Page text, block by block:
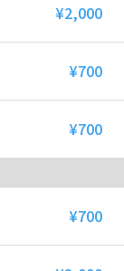
¥2,000
¥700
¥700
¥700